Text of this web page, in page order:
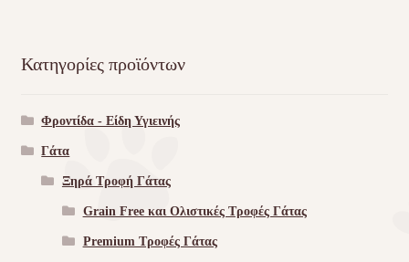
Κατηγορίες προϊόντων
Φροντίδα - Είδη Υγιεινής
Γάτα
Ξηρά Τροφή Γάτας
Grain Free και Ολιστικές Τροφές Γάτας
Premium Τροφές Γάτας